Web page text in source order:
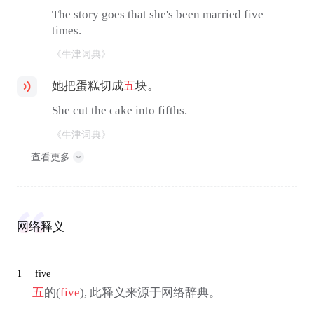
The story goes that she's been married five
times.
《牛津词典》
她把蛋糕切成五块。
She cut the cake into fifths.
《牛津词典》
查看更多
网络释义
1 five
五的(five), 此释义来源于网络辞典。